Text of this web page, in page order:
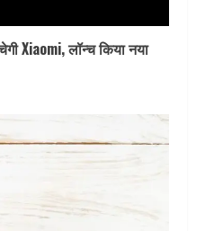
Xiaomi, लॉन्च किया नया